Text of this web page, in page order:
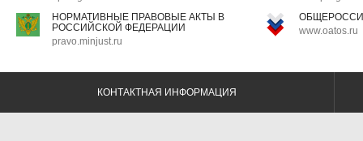
НОРМАТИВНЫЕ ПРАВОВЫЕ АКТЫ В
РОССИЙСКОЙ ФЕДЕРАЦИИ
pravo.minjust.ru
www.oatos.ru
КОНТАКТНАЯ ИНФОРМАЦИЯ